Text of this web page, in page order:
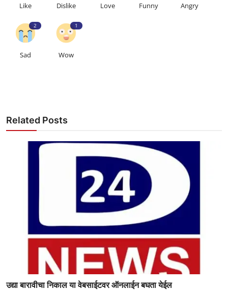
Like Dislike Love Funny Angry
2
Sad
1
Wow
Related Posts
उद्या बारावीचा निकाल या वेबसाईटवर ऑनलाईन बघता येईल